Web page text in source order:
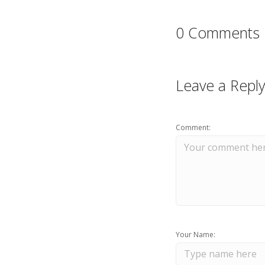
0 Comments
Leave a Reply
Comment:
Your Name: